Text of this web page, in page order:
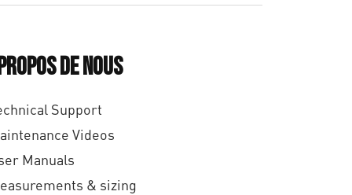
de nous
Support
Videos
Manuals
& sizing